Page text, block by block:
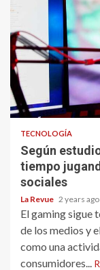
TECNOLOGÍA
Según
tiempo
sociales
La Revue 2 years ago
El gaming sigue
de los medios y
como una
consumidores...